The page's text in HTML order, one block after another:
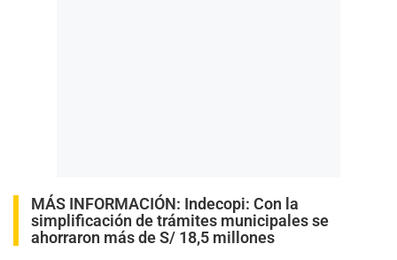
MÁS INFORMACIÓN: Indecopi: Con la
simplificación de trámites municipales se
ahorraron más de S/ 18,5 millones